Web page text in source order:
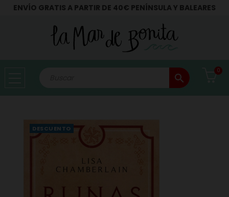
ENVÍO GRATIS A PARTIR DE 40€ PENÍNSULA Y BALEARES
search
0
DESCUENTO